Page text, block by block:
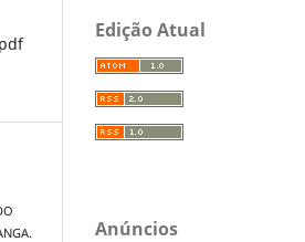
Edição Atual
Anúncios